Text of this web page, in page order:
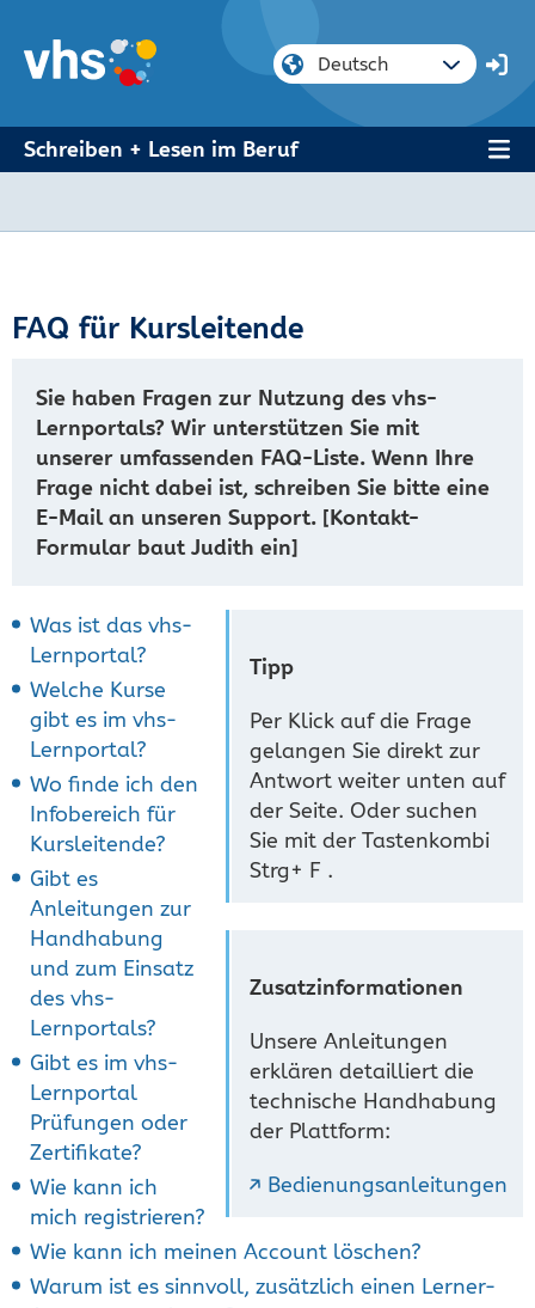
Schreiben + Lesen im Beruf
FAQ für Kursleitende
Sie haben Fragen zur Nutzung des vhs-
Lernportals? Wir unterstützen Sie mit
unserer umfassenden FAQ-Liste. Wenn Ihre
Frage nicht dabei ist, schreiben Sie bitte eine
E-Mail an unseren Support. [Kontakt-
Formular baut Judith ein]
Tipp
Per Klick auf die Frage
gelangen Sie direkt zur
Antwort weiter unten auf
der Seite. Oder suchen
Sie mit der Tastenkombi
Strg+ F .
Zusatzinformationen
Unsere Anleitungen
erklären detailliert die
technische Handhabung
der Plattform:
Bedienungsanleitungen
Was ist das vhs-
Lernportal?
Welche Kurse
gibt es im vhs-
Lernportal?
Wo finde ich den
Infobereich für
Kursleitende?
Gibt es
Anleitungen zur
Handhabung
und zum Einsatz
des vhs-
Lernportals?
Gibt es im vhs-
Lernportal
Prüfungen oder
Zertifikate?
Wie kann ich
mich registrieren?
Wie kann ich meinen Account löschen?
Warum ist es sinnvoll, zusätzlich einen Lerner-